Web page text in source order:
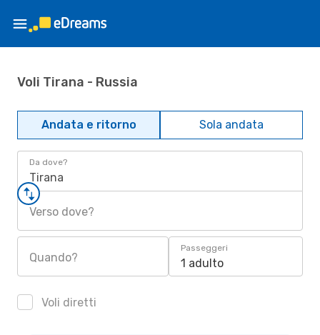
Voli Tirana - Russia
Andata e ritorno Sola andata
Da dove?
Tirana
Verso dove?
Quando?
Passeggeri
1 adulto
Voli diretti